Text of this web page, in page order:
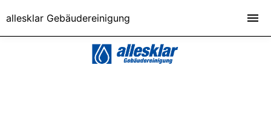
allesklar Gebäudereinigung